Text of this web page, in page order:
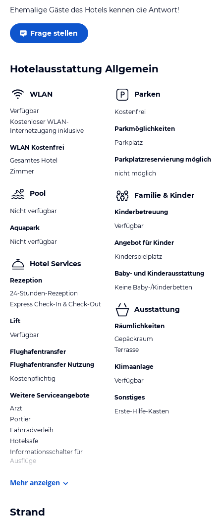
Ehemalige Gäste des Hotels kennen die Antwort!
Frage stellen
Hotelausstattung Allgemein
WLAN
Verfügbar
Kostenloser WLAN-
Internetzugang inklusive
WLAN Kostenfrei
Gesamtes Hotel
Zimmer
Pool
Nicht verfügbar
Aquapark
Nicht verfügbar
Hotel Services
Rezeption
24-Stunden-Rezeption
Express Check-In & Check-Out
Lift
Verfügbar
Flughafentransfer
Flughafentransfer Nutzung
Kostenpflichtig
Weitere Serviceangebote
Arzt
Portier
Fahrradverleih
Hotelsafe
Informationsschalter für
Ausflüge
Parken
Kostenfrei
Parkmöglichkeiten
Parkplatz
Parkplatzreservierung möglich
nicht möglich
Familie & Kinder
Kinderbetreuung
Verfügbar
Angebot für Kinder
Kinderspielplatz
Baby- und Kinderausstattung
Keine Baby-/Kinderbetten
Ausstattung
Räumlichkeiten
Gepäckraum
Terrasse
Klimaanlage
Verfügbar
Sonstiges
Erste-Hilfe-Kasten
Mehr anzeigen
Strand